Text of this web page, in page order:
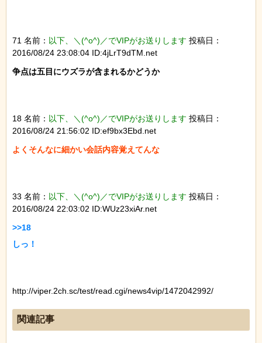
71 名前： 以下、＼(^o^)／でVIPがお送りします 投稿日：
2016/08/24 23:08:04 ID:4jLrT9dTM.net
争点は五目にウズラが含まれるかどうか
18 名前： 以下、＼(^o^)／でVIPがお送りします 投稿日：
2016/08/24 21:56:02 ID:ef9bx3Ebd.net
よくそんなに細かい会話内容覚えてんな
33 名前： 以下、＼(^o^)／でVIPがお送りします 投稿日：
2016/08/24 22:03:02 ID:WUz23xiAr.net
>>18
しっ！
http://viper.2ch.sc/test/read.cgi/news4vip/1472042992/
関連記事